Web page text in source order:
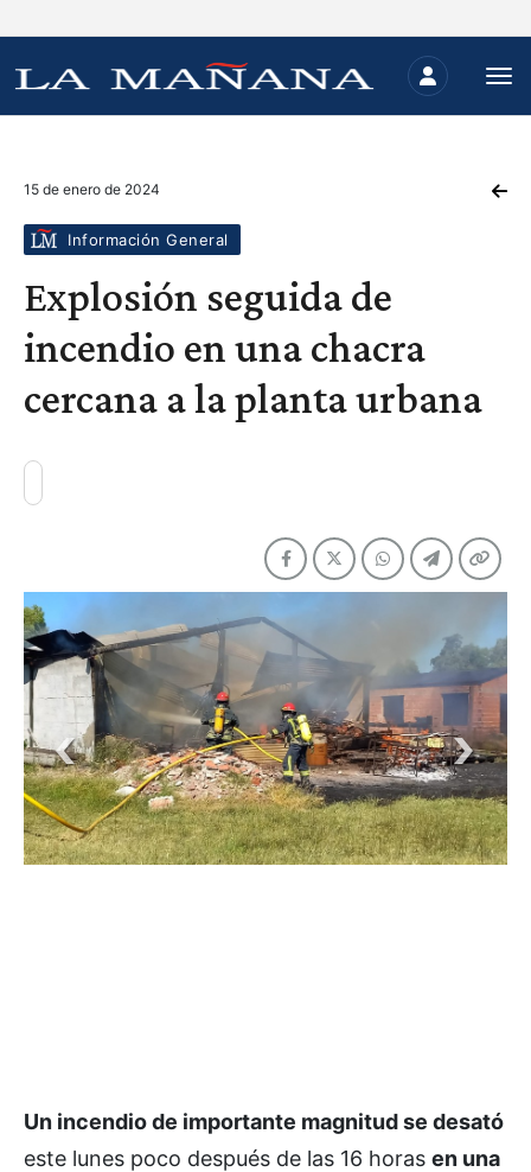
15 de enero de 2024
Información General
Explosión seguida de
incendio en una chacra
cercana a la planta urbana
Un incendio de importante magnitud se desató
este lunes poco después de las 16 horas en una